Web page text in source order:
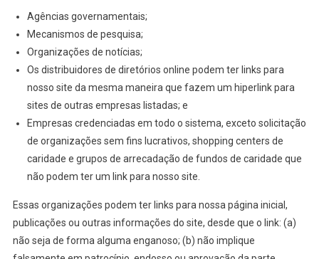
Agências governamentais;
Mecanismos de pesquisa;
Organizações de notícias;
Os distribuidores de diretórios online podem ter links para
nosso site da mesma maneira que fazem um hiperlink para
sites de outras empresas listadas; e
Empresas credenciadas em todo o sistema, exceto solicitação
de organizações sem fins lucrativos, shopping centers de
caridade e grupos de arrecadação de fundos de caridade que
não podem ter um link para nosso site.
Essas organizações podem ter links para nossa página inicial,
publicações ou outras informações do site, desde que o link: (a)
não seja de forma alguma enganoso; (b) não implique